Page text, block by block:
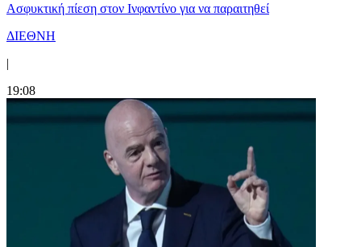
Ασφυκτική πίεση στον Ινφαντίνο για να παραιτηθεί
ΔΙΕΘΝΗ
|
19:08